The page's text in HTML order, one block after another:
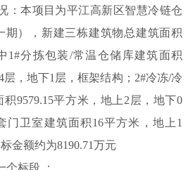
：本项目为平江高新区智慧冷链仓
期），新建三栋建筑物总建筑面积
1#分拣包装/常温仓储库建筑面积
层，地下1层，框架结构；2#冷冻/冷
9579.15平方米，地上2层，地下0
门卫室建筑面积16平方米，地上1
金额约为8190.71万元
个标段 ；